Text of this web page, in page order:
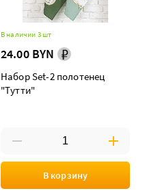
В наличии 3 шт
24.00 BYN
Набор Set-2 полотенец
"Тутти"
В корзину